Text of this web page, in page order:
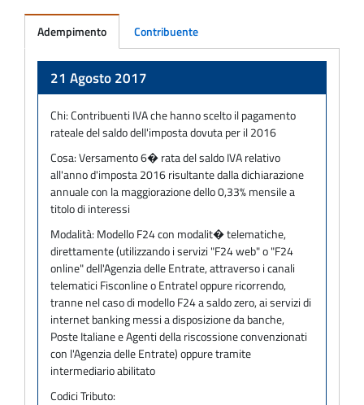
Adempimento Contribuente
21 Agosto 2017
Chi:Contribuenti IVA che hanno scelto il pagamento
rateale del saldo dell'imposta dovuta per il 2016
Cosa:Versamento 6� rata del saldo IVA relativo
all'anno d'imposta 2016 risultante dalla dichiarazione
annuale con la maggiorazione dello 0,33% mensile a
titolo di interessi
Modalità: Modello F24 con modalit� telematiche,
direttamente (utilizzando i servizi "F24 web" o "F24
online" dell'Agenzia delle Entrate, attraverso i canali
telematici Fisconline o Entratel oppure ricorrendo,
tranne nel caso di modello F24 a saldo zero, ai servizi di
internet banking messi a disposizione da banche,
Poste Italiane e Agenti della riscossione convenzionati
con l'Agenzia delle Entrate) oppure tramite
intermediario abilitato
Codici Tributo: